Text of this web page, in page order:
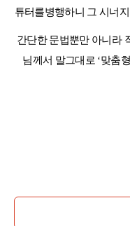
튜터를병행하니 그 시너
간단한 문법뿐만 아니라
님께서 말그대로 ‘맞춤형